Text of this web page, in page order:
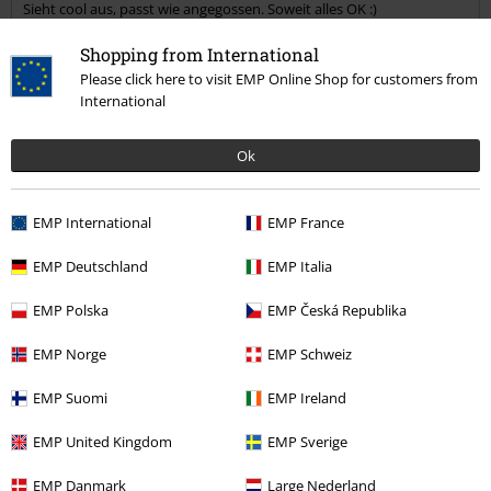
Shopping from International
Please click here to visit EMP Online Shop for customers from
International
Ok
EMP International EMP France
EMP Deutschland EMP Italia
EMP Polska EMP Česká Republika
EMP Norge EMP Schweiz
EMP Suomi EMP Ireland
EMP United Kingdom EMP Sverige
EMP Danmark Large Nederland
Sieht cool aus, passt wie angegossen. Soweit alles OK :)
Qualität
5
Design
Passform
War diese Bewertung hilfreich für dich?